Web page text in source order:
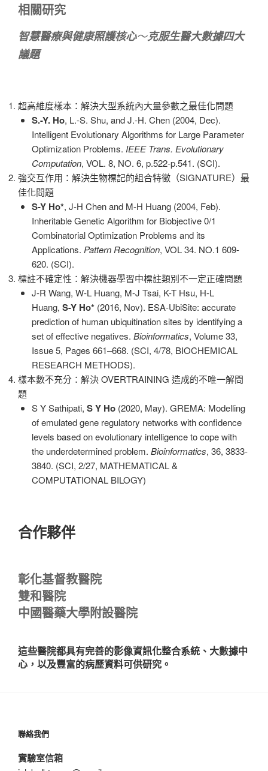
相關研究
智慧醫療與健康照護核心～克服生醫大數據四大
議題
超高維度樣本：解決大型系統內大量參數之最佳化問題
S.-Y. Ho, L.-S. Shu, and J.-H. Chen (2004, Dec).
Intelligent Evolutionary Algorithms for Large Parameter
Optimization Problems. IEEE Trans. Evolutionary
Computation, VOL. 8, NO. 6, p.522-p.541. (SCI).
強交互作用：解決生物標記的組合特徵（SIGNATURE）最
佳化問題
S-Y Ho*, J-H Chen and M-H Huang (2004, Feb).
Inheritable Genetic Algorithm for Biobjective 0/1
Combinatorial Optimization Problems and its
Applications. Pattern Recognition, VOL 34. NO.1 609-
620. (SCI).
標註不確定性：解決機器學習中標註類別不一定正確問題
J-R Wang, W-L Huang, M-J Tsai, K-T Hsu, H-L
Huang, S-Y Ho* (2016, Nov). ESA-UbiSite: accurate
prediction of human ubiquitination sites by identifying a
set of effective negatives. Bioinformatics, Volume 33,
Issue 5, Pages 661–668. (SCI, 4/78, BIOCHEMICAL
RESEARCH METHODS).
樣本數不充分：解決 OVERTRAINING 造成的不唯一解問
題
S Y Sathipati, S Y Ho(2020, May). GREMA: Modelling
of emulated gene regulatory networks with confidence
levels based on evolutionary intelligence to cope with
the underdetermined problem. Bioinformatics, 36, 3833-
3840. (SCI, 2/27, MATHEMATICAL &
COMPUTATIONAL BILOGY)
合作夥伴
彰化基督教醫院
雙和醫院
中國醫藥大學附設醫院
這些醫院都具有完善的影像資訊化整合系統、大數據中
心，以及豐富的病歷資料可供研究。
聯絡我們
實驗室信箱